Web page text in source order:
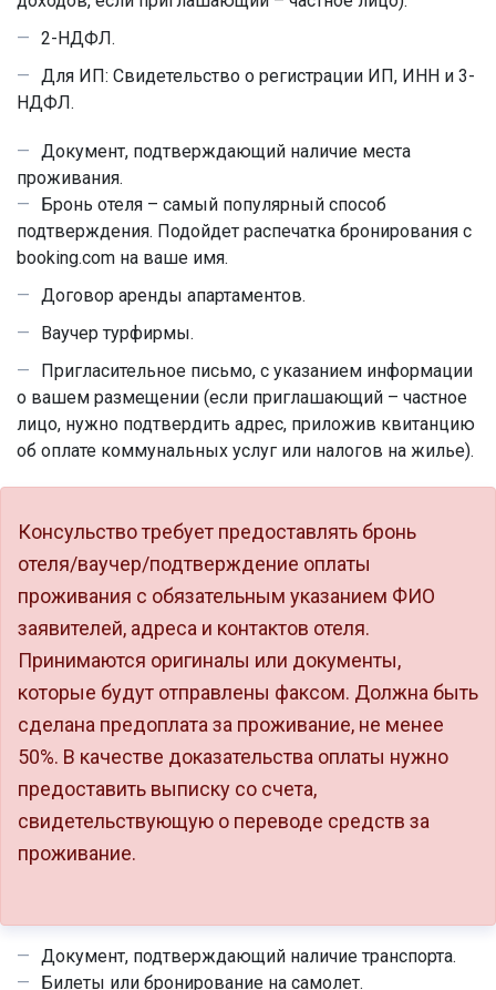
2-НДФЛ.
Для ИП: Свидетельство о регистрации ИП, ИНН и 3-
НДФЛ.
Документ, подтверждающий наличие места
проживания.
Бронь отеля – самый популярный способ
подтверждения. Подойдет распечатка бронирования с
booking.com на ваше имя.
Договор аренды апартаментов.
Ваучер турфирмы.
Пригласительное письмо, с указанием информации
о вашем размещении (если приглашающий – частное
лицо, нужно подтвердить адрес, приложив квитанцию
об оплате коммунальных услуг или налогов на жилье).
Консульство требует предоставлять бронь
отеля/ваучер/подтверждение оплаты
проживания с обязательным указанием ФИО
заявителей, адреса и контактов отеля.
Принимаются оригиналы или документы,
которые будут отправлены факсом. Должна быть
сделана предоплата за проживание, не менее
50%. В качестве доказательства оплаты нужно
предоставить выписку со счета,
свидетельствующую о переводе средств за
проживание.
Документ, подтверждающий наличие транспорта.
Билеты или бронирование на самолет.